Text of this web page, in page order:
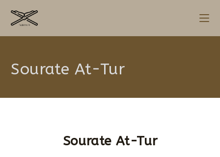
Sourate At-Tur
Sourate At-Tur